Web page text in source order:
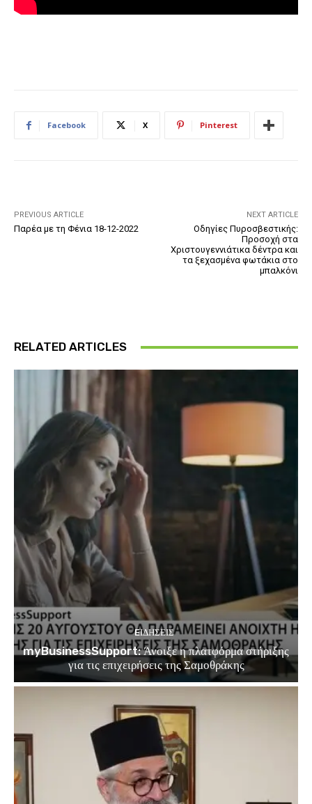
Facebook X Pinterest
PREVIOUS ARTICLE
Παρέα με τη Φένια 18-12-2022
NEXT ARTICLE
Οδηγίες Πυροσβεστικής:
Προσοχή στα
Χριστουγεννιάτικα δέντρα και
τα ξεχασμένα φωτάκια στο
μπαλκόνι
RELATED ARTICLES
EΙΔΗΣΕΙΣ
myBusinessSupport: Άνοιξε η πλατφόρμα στήριξης
για τις επιχειρήσεις της Σαμοθράκης